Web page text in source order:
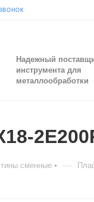
Надежный
инструмента для
металлообработки
сменные —